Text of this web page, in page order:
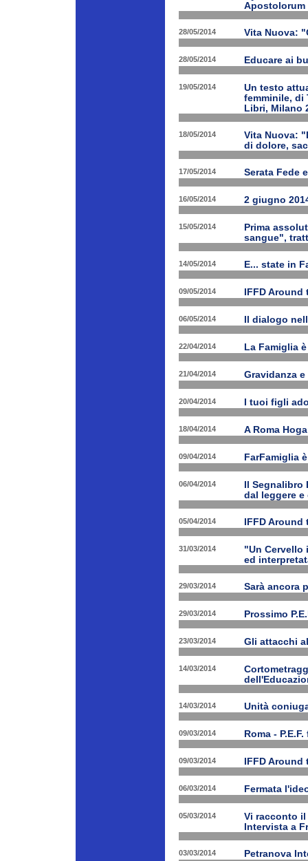
Apostolorum
28/05/2014 Vita Nuova:
28/05/2014 Educare ai
19/05/2014
Un testo
femminile, di
Libri, Milano
18/05/2014
Vita Nuova:
di dolore,
17/05/2014 Serata Fede
16/05/2014 2 giugno
15/05/2014
Prima
sangue",
14/05/2014 E... state in
09/05/2014 IFFD
06/05/2014 Il dialogo
22/04/2014 La Famiglia
21/04/2014 Gravidanza
20/04/2014 I tuoi figli
18/04/2014 A Roma
09/04/2014 FarFamiglia
06/04/2014
Il
dal leggere
05/04/2014 IFFD
31/03/2014
"Un Cervello
ed
29/03/2014 Sarà ancora
29/03/2014 Prossimo
23/03/2014 Gli attacchi
14/03/2014
14/03/2014 Unità
09/03/2014 Roma -
09/03/2014 IFFD
06/03/2014 Fermata
05/03/2014
Vi racconto il
Intervista a
03/03/2014 Petranova